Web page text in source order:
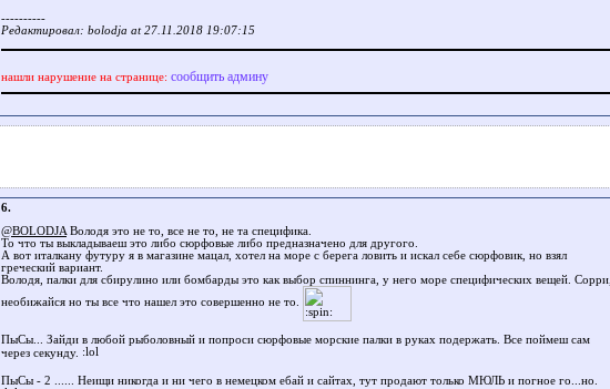
----------
Редактировал: bolodja at 27.11.2018 19:07:15
нашли нарушение на странице: сообщить админу
6.
@BOLODJAВолодя это не то, все не то, не та специфика.
То что ты выкладываеш это либо сюрфовые либо предназначено для другого.
А вот италкану футуру я в магазине мацал, хотел на море с берега ловить и искал себе сюрфовик, но взял
греческий вариант.
Володя, палки для сбирулино или бомбарды это как выбор спиннинга, у него море специфических вещей.
необижайся но ты все что нашел это совершенно не то.
ПыСы... Зайди в любой рыболовный и попроси сюрфовые морские палки в руках подержать. Все поймеш сам
через секунду.
ПыСы - 2 ...... Неищи никогда и ни чего в немецком ебай и сайтах, тут продают только МЮЛЬ и погное го...но.